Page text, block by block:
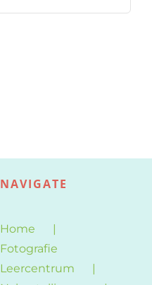
NAVIGATE
Home
Fotografie
Leercentrum